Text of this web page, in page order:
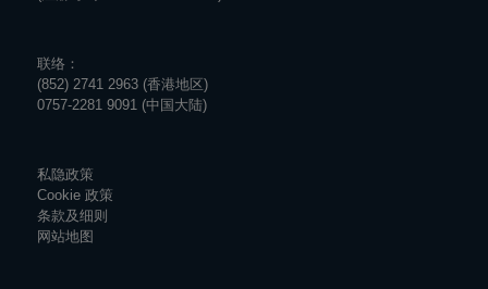
联络：
(852) 2741 2963 (香港地区)
0757-2281 9091 (中国大陆)
私隐政策
Cookie 政策
条款及细则
网站地图